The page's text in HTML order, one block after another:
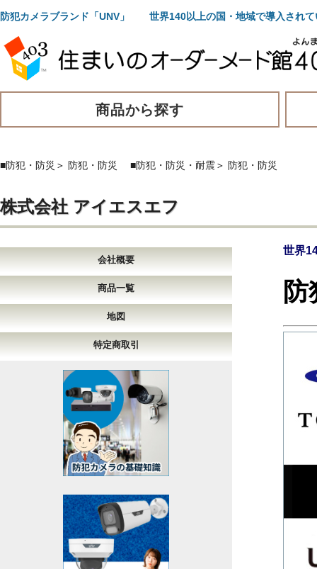
防犯カメラブランド「UNV」 世界140以上の国・地域で導入されて
商品から探す
■防犯・防災 ＞ 防犯・防災 ■防犯・防災・耐震＞ 防犯・防災
株式会社 アイエスエフ
会社概要
商品一覧
地図
特定商取引
世界